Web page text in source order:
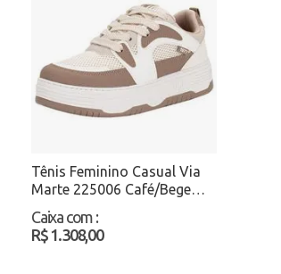
Tênis Feminino Casual Via
Marte 225006 Café/Bege
Atacado
Caixa com :
R$ 1.308,00